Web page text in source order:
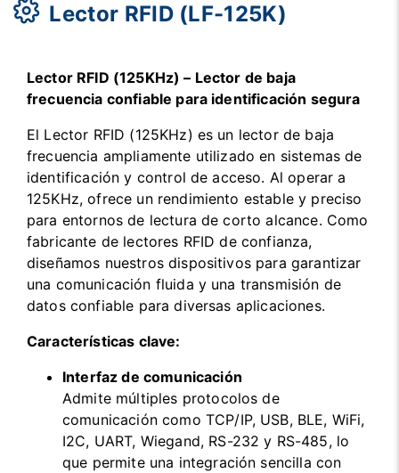
Lector RFID (LF-125K)
Lector RFID (125KHz) – Lector de baja
frecuencia confiable para identificación segura
El Lector RFID (125KHz) es un lector de baja
frecuencia ampliamente utilizado en sistemas de
identificación y control de acceso. Al operar a
125KHz, ofrece un rendimiento estable y preciso
para entornos de lectura de corto alcance. Como
fabricante de lectores RFID de confianza,
diseñamos nuestros dispositivos para garantizar
una comunicación fluida y una transmisión de
datos confiable para diversas aplicaciones.
Características clave:
Interfaz de comunicación
Admite múltiples protocolos de
comunicación como TCP/IP, USB, BLE, WiFi,
I2C, UART, Wiegand, RS-232 y RS-485, lo
que permite una integración sencilla con